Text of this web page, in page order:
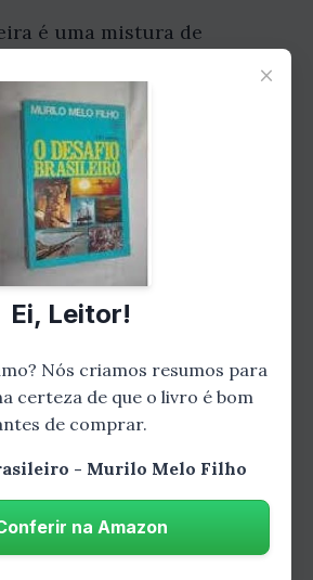
é uma mistura de
portuguesas e
a dança, a literatura e a
são todas muito ricas e
com uma grande
Existem mais de 200
faladas no país, e cada
próprias tradições e
Brasileira
é muito desigual. Existe
desigual.
×
Ei, Leitor!
Nós criamos resumos para
certeza de que o livro é bom
de comprar.
- Murilo Melo Filho
na Amazon